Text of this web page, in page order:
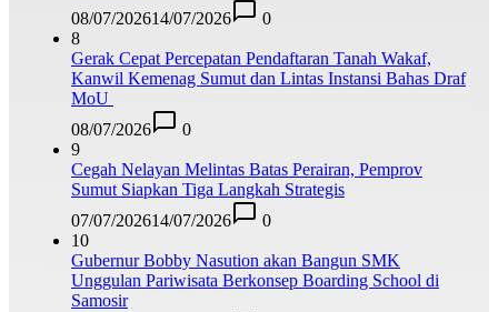
08/07/202614/07/2026
0
8
Gerak Cepat Percepatan Pendaftaran Tanah Wakaf,
Kanwil Kemenag Sumut dan Lintas Instansi Bahas Draf
MoU
08/07/2026
0
9
Cegah Nelayan Melintas Batas Perairan, Pemprov
Sumut Siapkan Tiga Langkah Strategis
07/07/202614/07/2026
0
10
Gubernur Bobby Nasution akan Bangun SMK
Unggulan Pariwisata Berkonsep Boarding School di
Samosir